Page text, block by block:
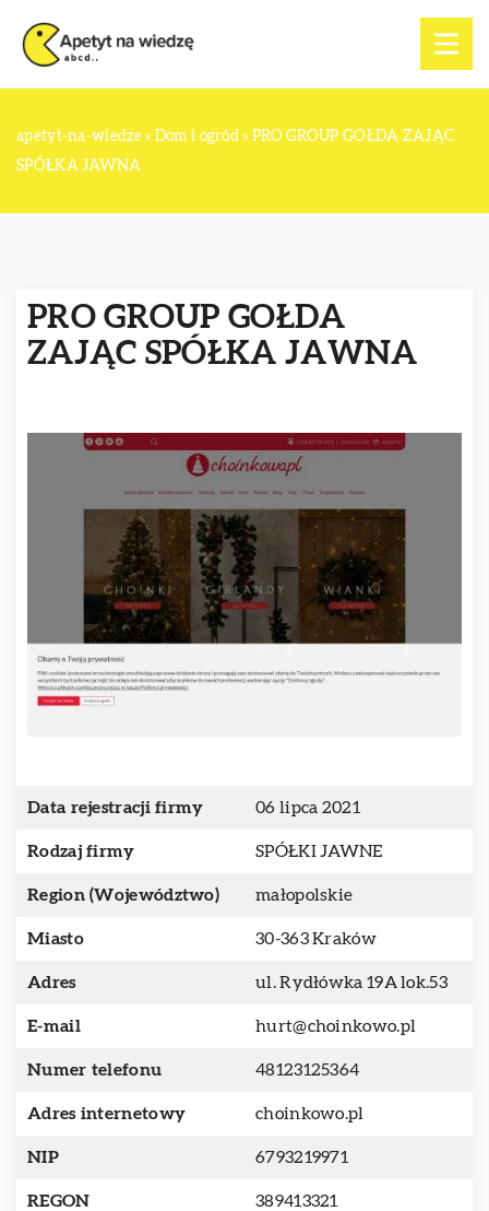
apetyt-na-wiedze» Dom i ogród » PRO GROUP GOŁDA ZAJĄC
SPÓŁKA JAWNA
PRO GROUP GOŁDA
ZAJĄC SPÓŁKA JAWNA
Data rejestracji firmy 06 lipca 2021
Rodzaj firmy SPÓŁKI JAWNE
Region (Województwo) małopolskie
Miasto 30-363 Kraków
Adres ul. Rydłówka 19A lok.53
E-mail hurt@choinkowo.pl
Numer telefonu 48123125364
Adres internetowy choinkowo.pl
NIP 6793219971
REGON 389413321